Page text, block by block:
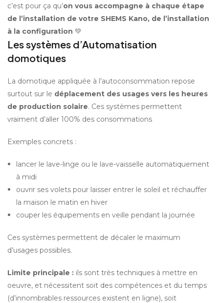
c’est pour ça qu’on vous accompagne à chaque étape
de l’installation de votre SHEMS Kano, de l’installation
à la configuration 💚
Les systèmes d’Automatisation
domotiques
La domotique appliquée à l’autoconsommation repose
surtout sur le déplacement des usages vers les heures
de production solaire. Ces systèmes permettent
vraiment d’aller 100% des consommations
Exemples concrets :
lancer le lave-linge ou le lave-vaisselle automatiquement
à midi
ouvrir ses volets pour laisser entrer le soleil et réchauffer
la maison le matin en hiver
couper les équipements en veille pendant la journée
Ces systèmes permettent de décaler le maximum
d’usages possibles.
Limite principale : ils sont très techniques à mettre en
oeuvre, et nécessitent soit des compétences et du temps
(d’innombrables ressources existent en ligne), soit